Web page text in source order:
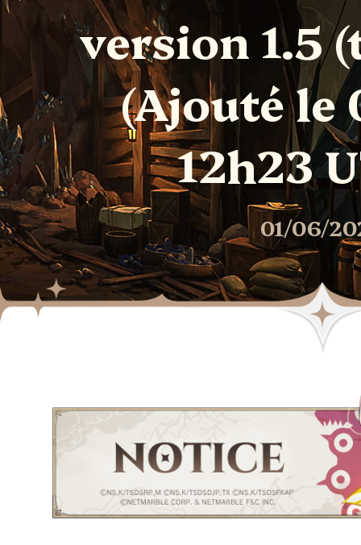
version 1.5
(Ajouté le
12h23
01/06/